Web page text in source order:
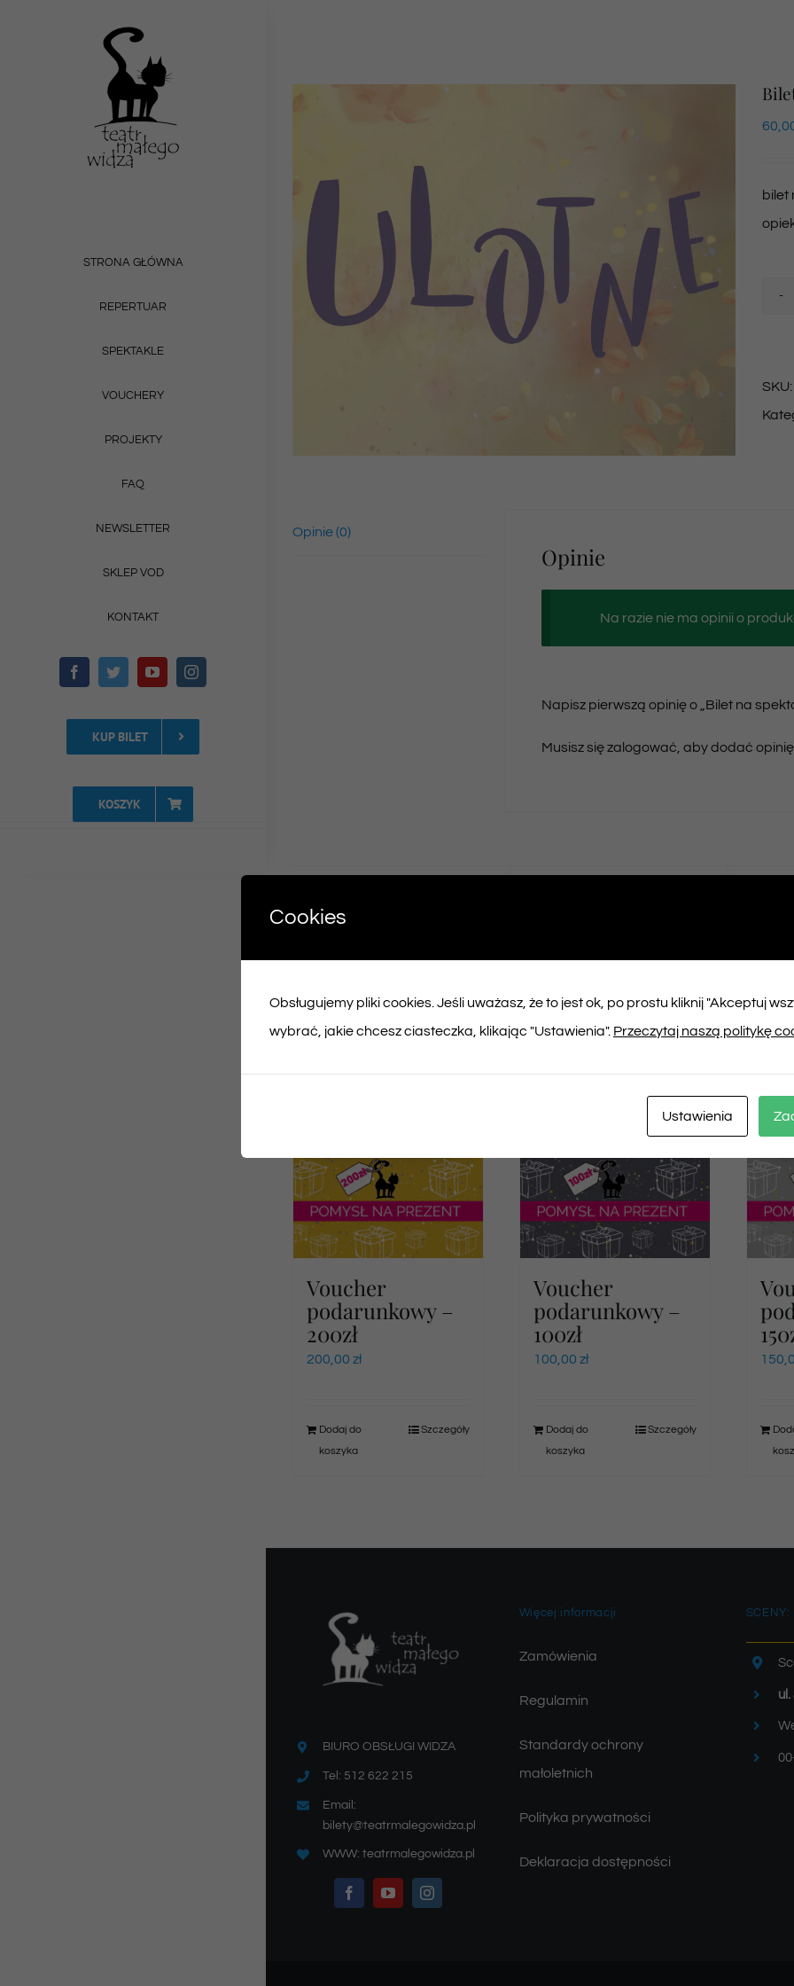
STRONA GŁÓWNA
REPERTUAR
SPEKTAKLE
VOUCHERY
PROJEKTY
FAQ
NEWSLETTER
SKLEP VOD
KONTAKT
KUP BILET
KOSZYK
bilet
SKU:
Opinie (0)
Opinie
Na razie nie ma opinii o
Napisz pierwszą opinię o „Bilet na
Musisz sięzalogować , aby dodać opinię.
Podobne produkty
Voucher
podarunkowy –
200zł
200,00 zł
Dodaj do
koszyka
Szczegóły
Voucher
podarunkowy –
100zł
100,00 zł
Dodaj do
koszyka
Szczegóły
BIURO OBSŁUGI WIDZA
Tel: 512 622 215
Email:
bilety@teatrmalegowidza.pl
WWW: teatrmalegowidza.pl
Więcej informacji
Zamówienia
Regulamin
Standardy ochrony
małoletnich
Polityka prywatności
Deklaracja dostępności
SCENY:
Cookies
Obsługujemy pliki cookies. Jeśli uważasz, że to jest ok, po prostu kliknij "Akceptuj
wybrać, jakie chcesz ciasteczka, klikając "Ustawienia". Przeczytaj naszą politykę
Ustawienia